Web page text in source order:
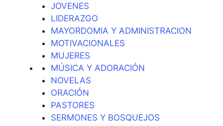
JOVENES
LIDERAZGO
MAYORDOMIA Y ADMINISTRACION
MOTIVACIONALES
MUJERES
MÚSICA Y ADORACIÓN
NOVELAS
ORACIÓN
PASTORES
SERMONES Y BOSQUEJOS